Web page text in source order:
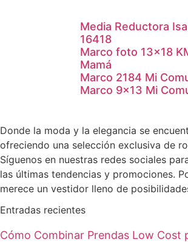
Media Reductora
16418
Marco foto 13×18
Mamá
Marco 2184 Mi
Marco 9×13 Mi
Donde la moda y la elegancia se
ofreciendo una selección exclusiva de
Síguenos en nuestras redes sociales
las últimas tendencias y promociones.
merece un vestidor lleno de
Entradas recientes
Cómo Combinar Prendas Low Cost